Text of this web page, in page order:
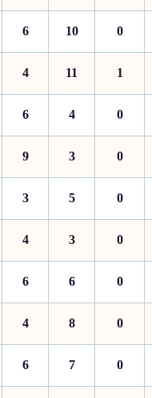
6 10 0
4 11 1
6 4 0
9 3 0
3 5 0
4 3 0
6 6 0
4 8 0
6 7 0